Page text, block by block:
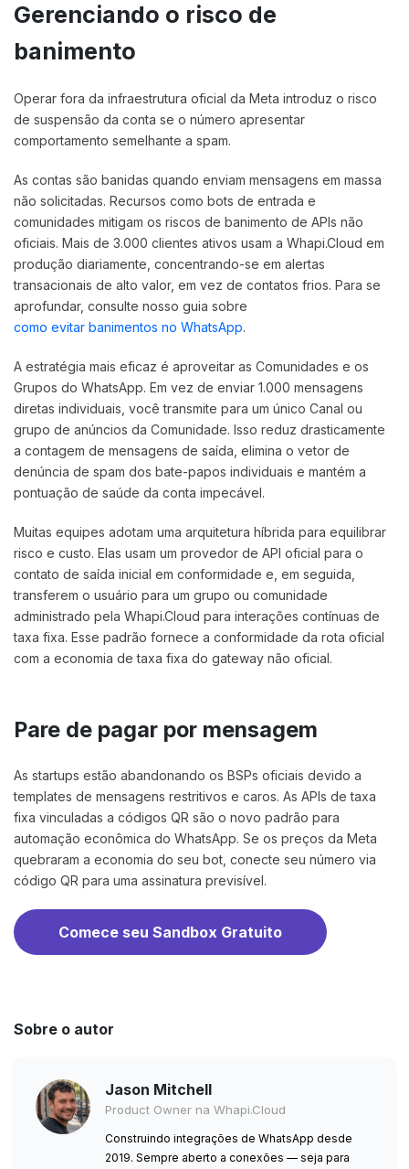
Gerenciando o risco de
banimento
Operar fora da infraestrutura oficial da Meta introduz o risco
de suspensão da conta se o número apresentar
comportamento semelhante a spam.
As contas são banidas quando enviam mensagens em massa
não solicitadas. Recursos como bots de entrada e
comunidades mitigam os riscos de banimento de APIs não
oficiais. Mais de 3.000 clientes ativos usam a Whapi.Cloud em
produção diariamente, concentrando-se em alertas
transacionais de alto valor, em vez de contatos frios. Para se
aprofundar, consulte nosso guia sobre
como evitar banimentos no WhatsApp.
A estratégia mais eficaz é aproveitar as Comunidades e os
Grupos do WhatsApp. Em vez de enviar 1.000 mensagens
diretas individuais, você transmite para um único Canal ou
grupo de anúncios da Comunidade. Isso reduz drasticamente
a contagem de mensagens de saída, elimina o vetor de
denúncia de spam dos bate-papos individuais e mantém a
pontuação de saúde da conta impecável.
Muitas equipes adotam uma arquitetura híbrida para equilibrar
risco e custo. Elas usam um provedor de API oficial para o
contato de saída inicial em conformidade e, em seguida,
transferem o usuário para um grupo ou comunidade
administrado pela Whapi.Cloud para interações contínuas de
taxa fixa. Esse padrão fornece a conformidade da rota oficial
com a economia de taxa fixa do gateway não oficial.
Pare de pagar por mensagem
As startups estão abandonando os BSPs oficiais devido a
templates de mensagens restritivos e caros. As APIs de taxa
fixa vinculadas a códigos QR são o novo padrão para
automação econômica do WhatsApp. Se os preços da Meta
quebraram a economia do seu bot, conecte seu número via
código QR para uma assinatura previsível.
Comece seu Sandbox Gratuito
Sobre o autor
Jason Mitchell
Product Owner na Whapi.Cloud
Construindo integrações de WhatsApp desde
2019. Sempre aberto a conexões — seja para